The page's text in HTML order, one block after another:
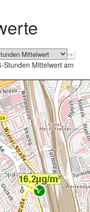
schließen
Stunden Mittelwert am